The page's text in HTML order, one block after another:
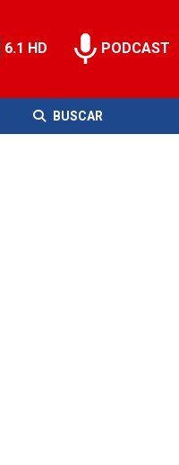
6.1 HD PODCAST
BUSCAR